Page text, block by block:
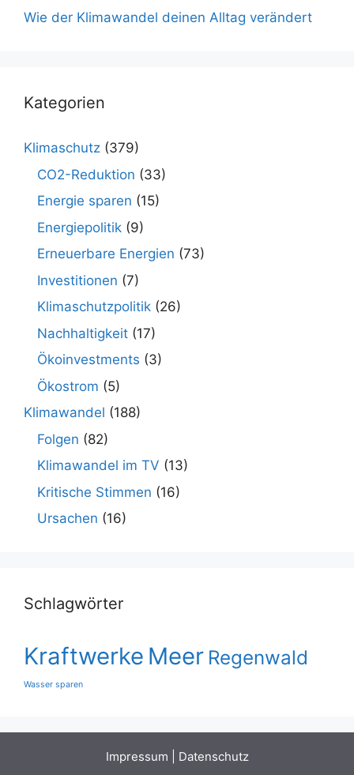
Wie der Klimawandel deinen Alltag verändert
Kategorien
Klimaschutz (379)
CO2-Reduktion (33)
Energie sparen (15)
Energiepolitik (9)
Erneuerbare Energien (73)
Investitionen (7)
Klimaschutzpolitik (26)
Nachhaltigkeit (17)
Ökoinvestments (3)
Ökostrom (5)
Klimawandel (188)
Folgen (82)
Klimawandel im TV (13)
Kritische Stimmen (16)
Ursachen (16)
Schlagwörter
Kraftwerke Meer Regenwald
Wasser sparen
Impressum Datenschutz